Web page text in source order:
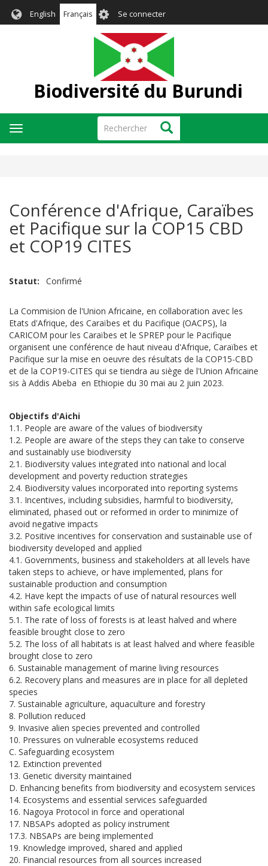
English Français User
account
menu
Se connecter
Biodiversité du Burundi
Rechercher Rechercher
Toggle
navigation
Conférence d'Afrique, Caraïbes
et Pacifique sur la COP15 CBD
et COP19 CITES
Statut Confirmé
La Commision de l'Union Africaine, en collaboration avec les
Etats d'Afrique, des Caraïbes et du Pacifique (OACPS), la
CARICOM pour les Caraïbes et le SPREP pour le Pacifique
organisent une conférence de haut niveau d'Afrique, Caraïbes et
Pacifique sur la mise en oeuvre des résultats de la COP15-CBD
et de la COP19-CITES qui se tiendra au siège de l'Union Africaine
sis à Addis Abeba en Ethiopie du 30 mai au 2 juin 2023.
Objectifs d'Aichi
1.1. People are aware of the values of biodiversity
1.2. People are aware of the steps they can take to conserve
and sustainably use biodiversity
2.1. Biodiversity values integrated into national and local
development and poverty reduction strategies
2.4. Biodiversity values incorporated into reporting systems
3.1. Incentives, including subsidies, harmful to biodiversity,
eliminated, phased out or reformed in order to minimize of
avoid negative impacts
3.2. Positive incentives for conservation and sustainable use of
biodiversity developed and applied
4.1. Governments, business and stakeholders at all levels have
taken steps to achieve, or have implemented, plans for
sustainable production and consumption
4.2. Have kept the impacts of use of natural resources well
within safe ecological limits
5.1. The rate of loss of forests is at least halved and where
feasible brought close to zero
5.2. The loss of all habitats is at least halved and where feasible
brought close to zero
6. Sustainable management of marine living resources
6.2. Recovery plans and measures are in place for all depleted
species
7. Sustainable agriculture, aquaculture and forestry
8. Pollution reduced
9. Invasive alien species prevented and controlled
10. Pressures on vulnerable ecosystems reduced
C. Safeguarding ecosystem
12. Extinction prevented
13. Genetic diversity maintained
D. Enhancing benefits from biodiversity and ecosystem services
14. Ecosystems and essential services safeguarded
16. Nagoya Protocol in force and operational
17. NBSAPs adopted as policy instrument
17.3. NBSAPs are being implemented
19. Knowledge improved, shared and applied
20. Financial resources from all sources increased